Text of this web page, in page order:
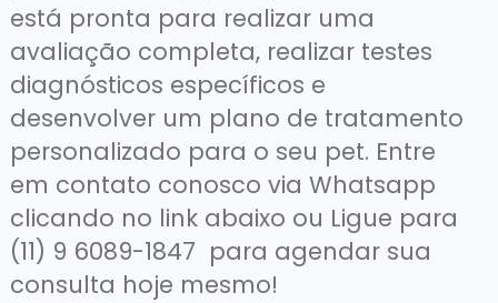
está pronta para realizar uma
avaliação completa, realizar testes
diagnósticos específicos e
desenvolver um plano de tratamento
personalizado para o seu pet. Entre
em contato conosco via Whatsapp
clicando no link abaixo ou Ligue para
(11) 9 6089-1847 para agendar sua
consulta hoje mesmo!